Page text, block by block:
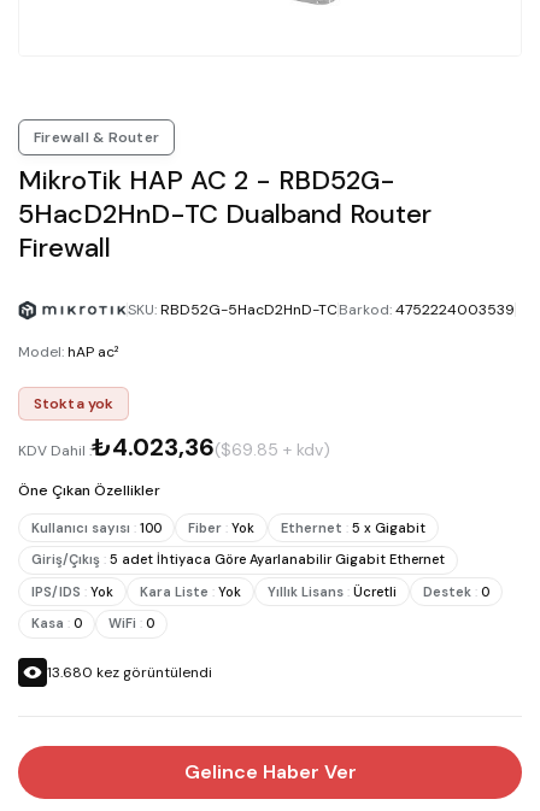
Firewall & Router
MikroTik HAP AC 2 - RBD52G-
5HacD2HnD-TC Dualband Router
Firewall
SKU:RBD52G-5HacD2HnD-TCBarkod:4752224003539
Model:hAP ac²
Stokta yok
KDV Dahil :₺4.023,36($69.85 + kdv)
Öne Çıkan Özellikler
Kullanıcı sayısı : 100 Fiber : Yok Ethernet : 5 x Gigabit
Giriş/Çıkış : 5 adet İhtiyaca Göre Ayarlanabilir Gigabit Ethernet
IPS/IDS : Yok Kara Liste : Yok Yıllık Lisans : Ücretli Destek : 0
Kasa : 0 WiFi : 0
13.680 kez görüntülendi
Gelince Haber Ver